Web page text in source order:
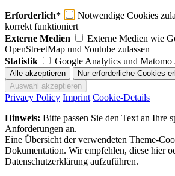
Erforderlich*
Notwendige Cookies
korrekt funktioniert
Externe Medien
Externe Medien wie
OpenStreetMap und Youtube zulassen
Statistik
Google Analytics und Matomo
Privacy Policy Imprint Cookie-Details
Hinweis: Bitte passen Sie den Text an Ihre
Anforderungen an.
Eine Übersicht der verwendeten Theme-
Dokumentation. Wir empfehlen, diese hier
Datenschutzerklärung aufzuführen.